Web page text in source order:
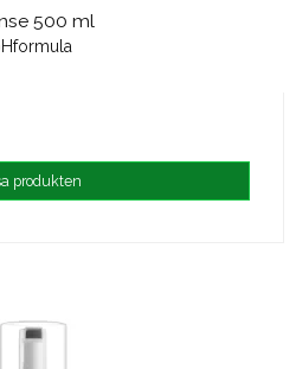
500 ml
produkten